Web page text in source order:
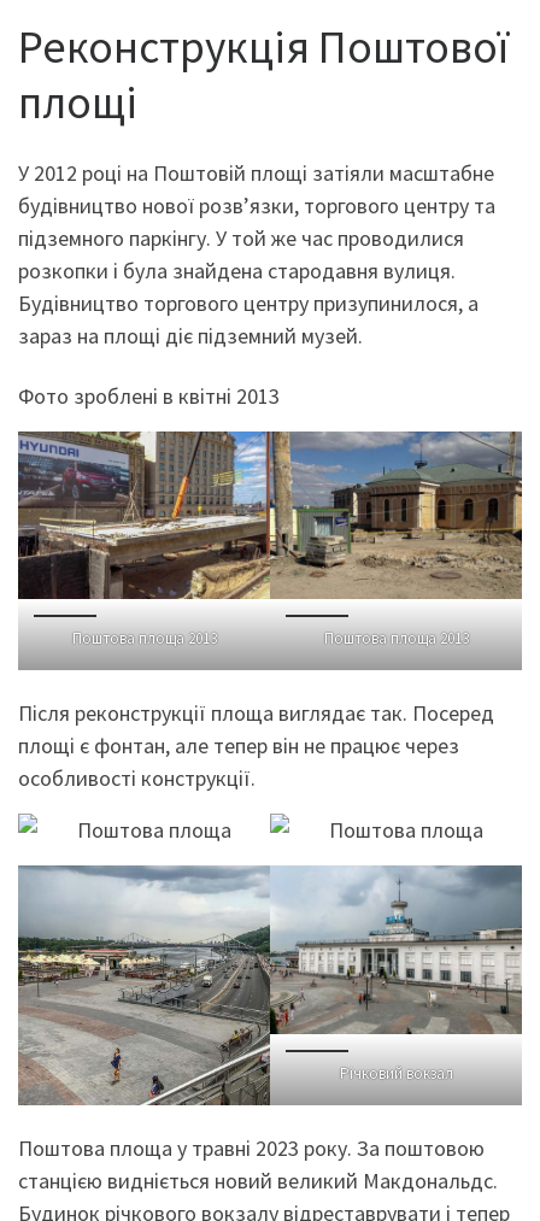
Реконструкція Поштової
площі
У 2012 році на Поштовій площі затіяли масштабне
будівництво нової розв’язки, торгового центру та
підземного паркінгу. У той же час проводилися
розкопки і була знайдена стародавня вулиця.
Будівництво торгового центру призупинилося, а
зараз на площі діє підземний музей.
Фото зроблені в квітні 2013
Поштова площа 2013 Поштова площа 2013
Після реконструкції площа виглядає так. Посеред
площі є фонтан, але тепер він не працює через
особливості конструкції.
Річковий вокзал
Поштова площа у травні 2023 року. За поштовою
станцією видніється новий великий Макдональдс.
Будинок річкового вокзалу відреставрувати і тепер